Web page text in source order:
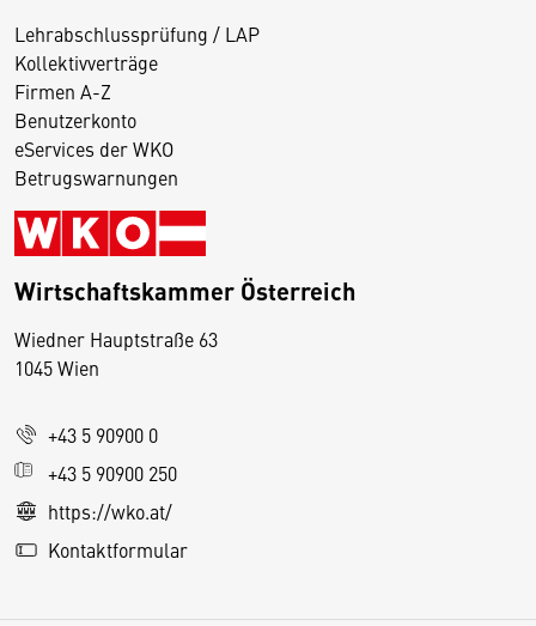
Lehrabschlussprüfung / LAP
Kollektivverträge
Firmen A-Z
Benutzerkonto
eServices der WKO
Betrugswarnungen
Wirtschaftskammer Österreich
Wiedner Hauptstraße 63
1045 Wien
+43 5 90900 0
+43 5 90900 250
https://wko.at/
Kontaktformular
D
s
e
S
e